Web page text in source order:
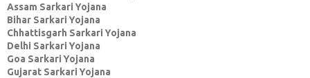
Assam Sarkari Yojana
Bihar Sarkari Yojana
Chhattisgarh Sarkari Yojana
Delhi Sarkari Yojana
Goa Sarkari Yojana
Gujarat Sarkari Yojana